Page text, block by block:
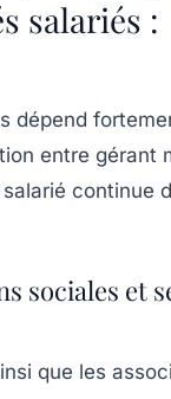
salariés :
dépend
entre gérant
continue
sociales et
que les